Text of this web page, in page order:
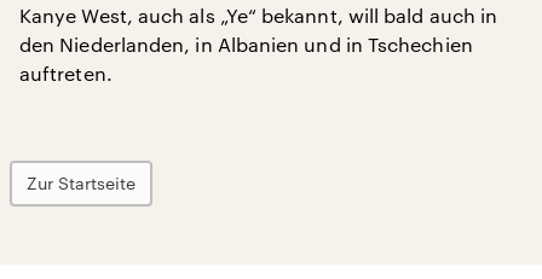
Kanye West, auch als „Ye“ bekannt, will bald auch in
den Niederlanden, in Albanien und in Tschechien
auftreten.
Zur Startseite